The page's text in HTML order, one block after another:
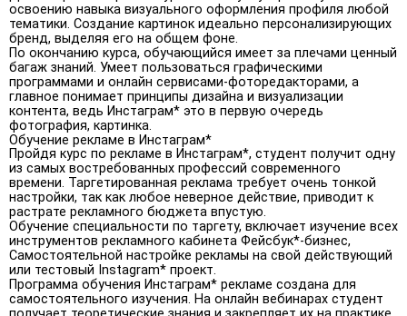
освоению навыка визуального оформления профиля любой
тематики. Создание картинок идеально персонализирующих
бренд, выделяя его на общем фоне.
По окончанию курса, обучающийся имеет за плечами ценный
багаж знаний. Умеет пользоваться графическими
программами и онлайн сервисами-фоторедакторами, а
главное понимает принципы дизайна и визуализации
контента, ведь Инстаграм* это в первую очередь
фотография, картинка.
Обучение рекламе в Инстаграм*
Пройдя курс по рекламе в Инстаграм*, студент получит одну
из самых востребованных профессий современного
времени. Таргетированная реклама требует очень тонкой
настройки, так как любое неверное действие, приводит к
растрате рекламного бюджета впустую.
Обучение специальности по таргету, включает изучение всех
инструментов рекламного кабинета Фейсбук*-бизнес,
Самостоятельной настройке рекламы на свой действующий
или тестовый Instagram* проект.
Программа обучения Инстаграм* рекламе создана для
самостоятельного изучения. На онлайн вебинарах студент